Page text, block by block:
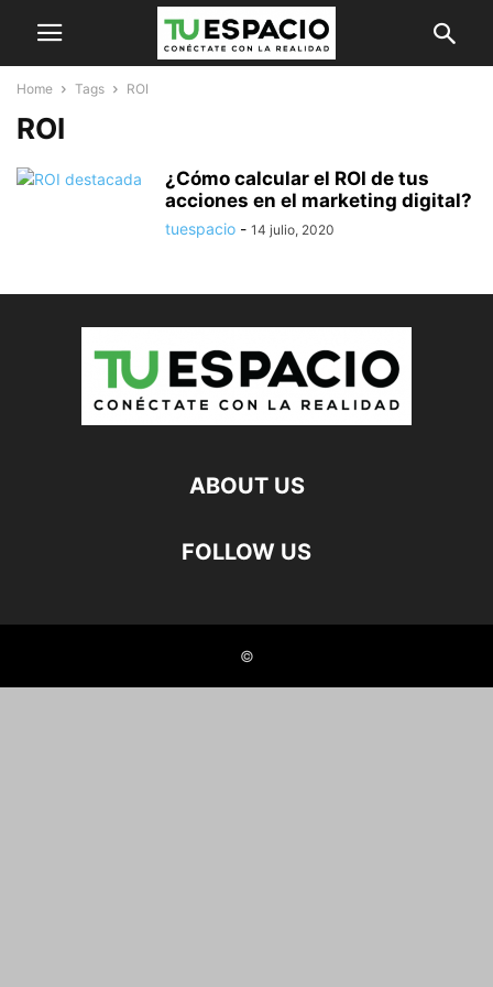
Home Tags ROI
ROI
¿Cómo calcular el ROI de tus
acciones en el marketing digital?
tuespacio - 14 julio, 2020
ABOUT US
FOLLOW US
©